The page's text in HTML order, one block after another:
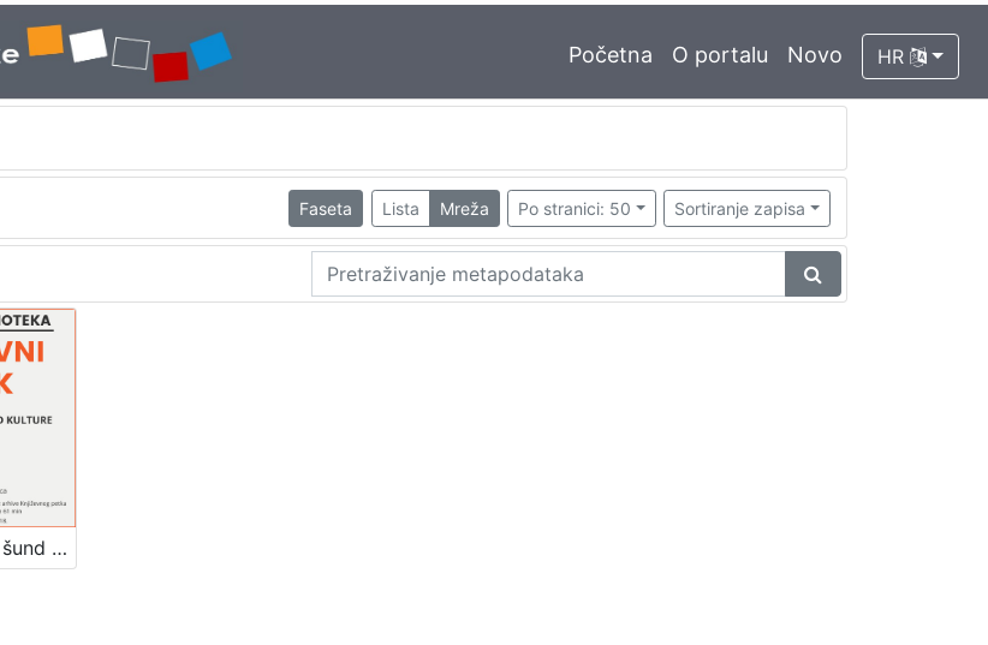
Početna O portalu Novo HR
Faseta Lista Mreža Po stranici: 50 Sortiranje zapisa
Kultura šunda i šund kulture : Književni petak, dvorana u Novinarskom domu, 3. 3. 1972., br. 398 / Igor Mandić ; urednik Stanislav Škunca